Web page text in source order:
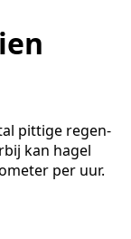
pittige regen-
kan hagel
per uur.